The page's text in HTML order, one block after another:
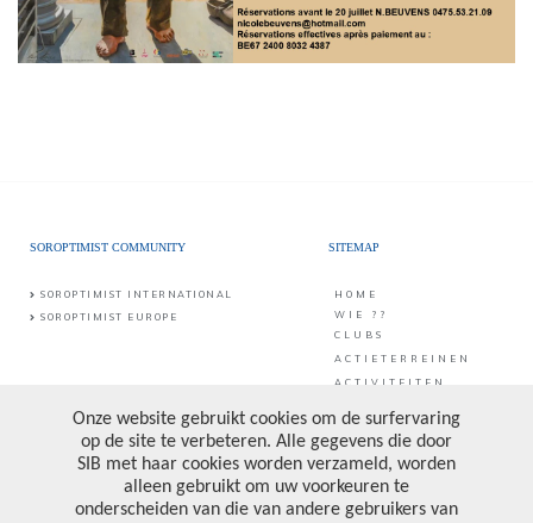
SOROPTIMIST COMMUNITY
SOROPTIMIST INTERNATIONAL
SOROPTIMIST EUROPE
SITEMAP
HOME
WIE ??
CLUBS
ACTIETERREINEN
ACTIVITEITEN
DONATE
PRIVACY POLICY
Middaglijnstraat 10
1210 Brussel
Bankrekening: BE25 0017 6998 6682
Ondernemingsnummer: 0473.157.090